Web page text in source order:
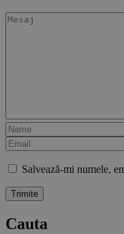
Salvează-mi numele,
Cauta